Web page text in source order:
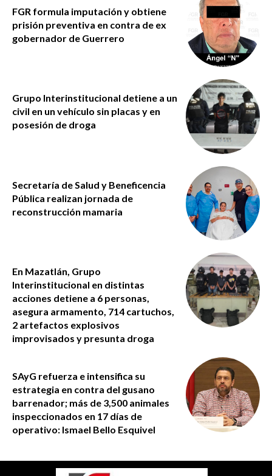
FGR formula imputación y obtiene
prisión preventiva en contra de ex
gobernador de Guerrero
Grupo Interinstitucional detiene a un
civil en un vehículo sin placas y en
posesión de droga
Secretaría de Salud y Beneficencia
Pública realizan jornada de
reconstrucción mamaria
En Mazatlán, Grupo
Interinstitucional en distintas
acciones detiene a 6 personas,
asegura armamento, 714 cartuchos,
2 artefactos explosivos
improvisados y presunta droga
SAyG refuerza e intensifica su
estrategia en contra del gusano
barrenador; más de 3,500 animales
inspeccionados en 17 días de
operativo: Ismael Bello Esquivel